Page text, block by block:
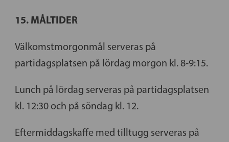
15. MÅLTIDER
Välkomstmorgonmål serveras på
partidagsplatsen på lördag morgon kl. 8-9:15.
Lunch på lördag serveras på partidagsplatsen
kl. 12:30 och på söndag kl. 12.
Eftermiddagskaffe med tilltugg serveras på